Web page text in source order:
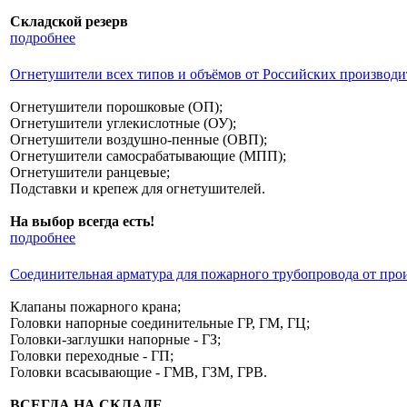
Складской резерв
подробнее
Огнетушители всех типов и объёмов от Российских
Огнетушители порошковые (ОП);
Огнетушители углекислотные (ОУ);
Огнетушители воздушно-пенные (ОВП);
Огнетушители самосрабатывающие (МПП);
Огнетушители ранцевые;
Подставки и крепеж для огнетушителей.
На выбор всегда есть!
подробнее
Соединительная арматура для пожарного трубопровода от
Клапаны пожарного крана;
Головки напорные соединительные ГР, ГМ, ГЦ;
Головки-заглушки напорные - ГЗ;
Головки переходные - ГП;
Головки всасывающие - ГМВ, ГЗМ, ГРВ.